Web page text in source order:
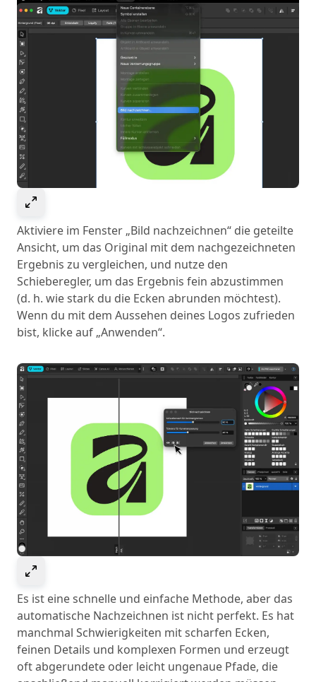
Aktiviere im Fenster „Bild nachzeichnen“ die geteilte
Ansicht, um das Original mit dem nachgezeichneten
Ergebnis zu vergleichen, und nutze den
Schieberegler, um das Ergebnis fein abzustimmen
(d. h. wie stark du die Ecken abrunden möchtest).
Wenn du mit dem Aussehen deines Logos zufrieden
bist, klicke auf „Anwenden“.
Es ist eine schnelle und einfache Methode, aber das
automatische Nachzeichnen ist nicht perfekt. Es hat
manchmal Schwierigkeiten mit scharfen Ecken,
feinen Details und komplexen Formen und erzeugt
oft abgerundete oder leicht ungenaue Pfade, die